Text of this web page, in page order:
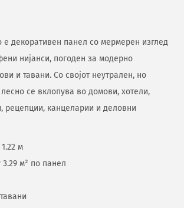
декоративен панел со мермерен изглед
нијанси, погоден за модерно
и тавани. Со својот неутрален, но
лесно се вклопува во домови, хотели,
рецепции, канцеларии и деловни
м
м² по панел